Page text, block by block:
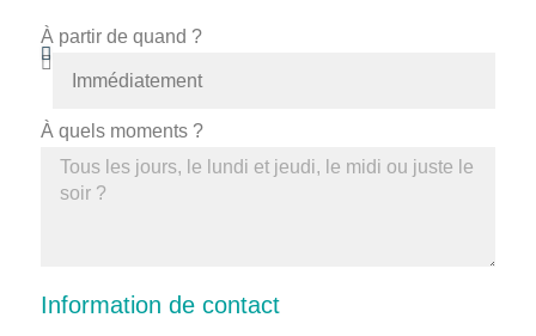
À partir de quand ?
À quels moments ?
Information de contact